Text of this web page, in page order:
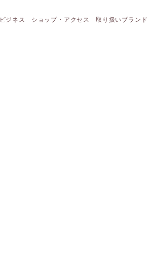
ビジネス ショップ・アクセス 取り扱いブランド